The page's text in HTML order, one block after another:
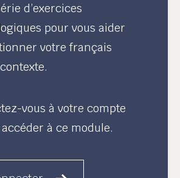
d’exercices
pour vous aider
votre français
vous à votre compte
à ce module.